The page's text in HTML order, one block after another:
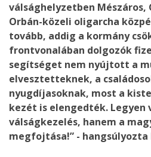
válsághelyzetben Mészáros,
Orbán-közeli oligarcha
tovább, addig a kormány
frontvonalában dolgozók
segítséget nem nyújtott a
elvesztetteknek, a
nyugdíjasoknak, most a
kezét is elengedték. Legyen
válságkezelés, hanem a
megfojtása!” - hangsúlyozta